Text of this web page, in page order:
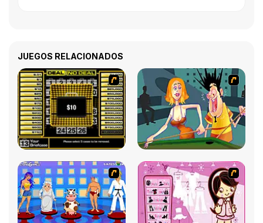
JUEGOS RELACIONADOS